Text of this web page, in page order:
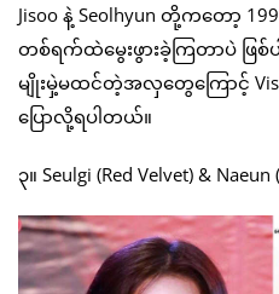
Jisoo နဲ့ Seolhyun တို့ကတော့
တစ်ရက်ထဲမွေးဖွားခဲ့ကြတာပဲ ဖြ
မျိုးမှဲ့မထင်တဲ့အလှတွေကြောင့်
ပြောလို့ရပါတယ်။
၃။ Seulgi (Red Velvet) & Naeun